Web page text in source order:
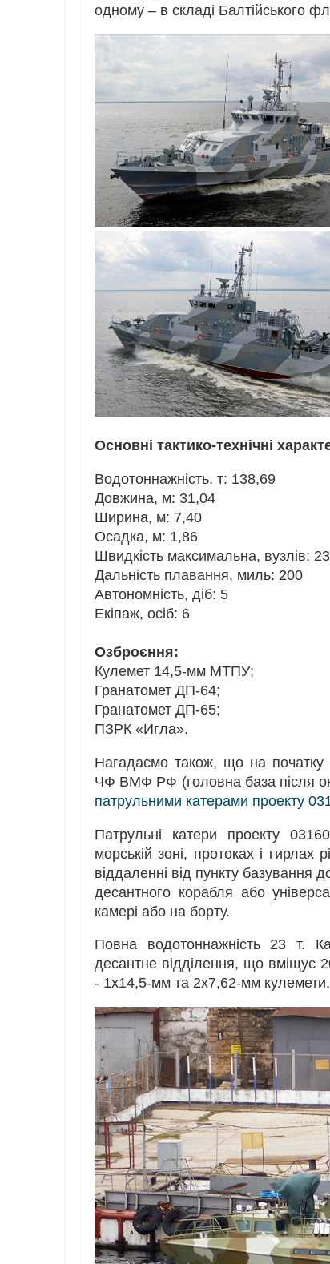
одному – в складі Балтійського
Основні тактико-технічні
Водотоннажність, т: 138,69
Довжина, м: 31,04
Ширина, м: 7,40
Осадка, м: 1,86
Швидкість максимальна, вузлів: 23
Дальність плавання, миль: 200
Автономність, діб: 5
Екіпаж, осіб: 6
Озброєння:
Кулемет 14,5-мм МТПУ;
Гранатомет ДП-64;
Гранатомет ДП-65;
ПЗРК «Игла».
Нагадаємо також, що на початку
ЧФ ВМФ РФ (головна база після
патрульними катерами проекту
Патрульні катери проекту
морській зоні, протоках і
віддаленні від пункту
десантного корабля або
камері або на борту.
Повна водотоннажність 23 т.
десантне відділення, що вміщує
- 1х14,5-мм та 2х7,62-мм кулемети.